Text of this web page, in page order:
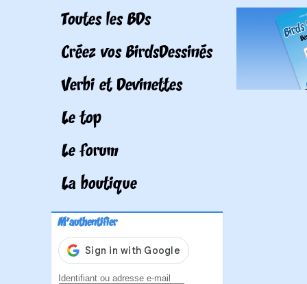
Toutes les BDs
Créez vos BirdsDessinés
Verbi et Devinettes
Le top
Le forum
La boutique
M'authentifier
Identifiant ou adresse e-mail